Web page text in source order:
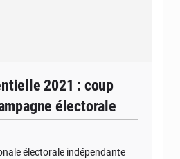
2021 : coup
électorale
électorale indépendante